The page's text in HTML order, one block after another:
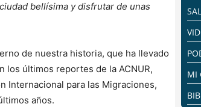
bellísima y disfrutar de unas
de nuestra historia, que ha llevado
los últimos reportes de la ACNUR,
Internacional para las Migraciones,
años.
MI